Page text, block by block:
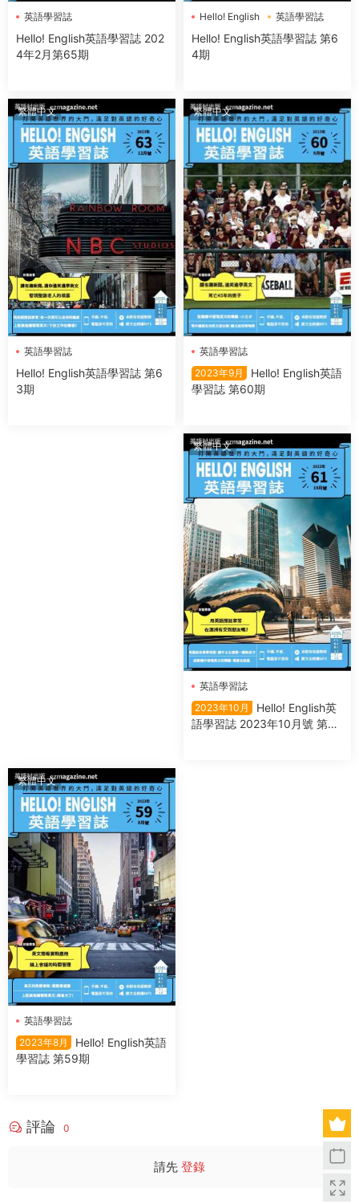
英語學習誌
Hello! English英語學習誌 202
4年2月第65期
Hello! English 英語學習誌
Hello! English英語學習誌 第6
4期
繁體中文
英語學習誌
Hello! English英語學習誌 第6
3期
繁體中文
英語學習誌
2023年9月
Hello! English英語
學習誌 第60期
繁體中文
英語學習誌
2023年10月
Hello! English英
語學習誌 2023年10月號 第61
繁體中文
英語學習誌
2023年8月
Hello! English英語
學習誌 第59期
評論 0
請先 登錄